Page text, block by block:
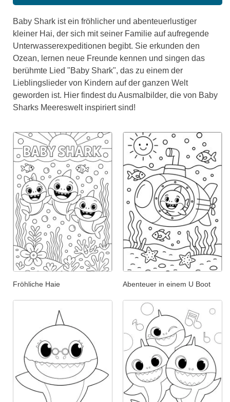
Baby Shark ist ein fröhlicher und abenteuerlustiger
kleiner Hai, der sich mit seiner Familie auf aufregende
Unterwasserexpeditionen begibt. Sie erkunden den
Ozean, lernen neue Freunde kennen und singen das
berühmte Lied "Baby Shark", das zu einem der
Lieblingslieder von Kindern auf der ganzen Welt
geworden ist. Hier findest du Ausmalbilder, die von Baby
Sharks Meereswelt inspiriert sind!
Fröhliche Haie Abenteuer in einem U Boot